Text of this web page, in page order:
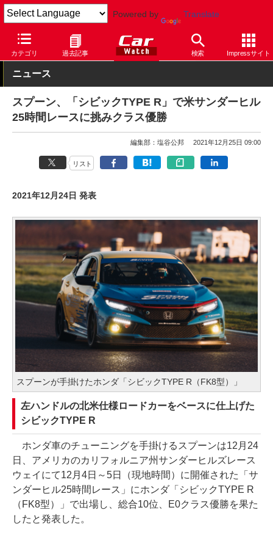
Powered by Translate
カテゴリ 過去記事 検索 Impressサイト
Car Watch 自動車 ホンダ CIVIC TYPE R
ニュース
スプーン、「シビックTYPE R」で米サンダーヒル
25時間レースに挑みクラス優勝
編集部：塩谷公邦 2021年12月25日 09:00
リスト
2021年12月24日 発表
スプーンが手掛けたホンダ「シビックTYPE R（FK8型）」
左ハンドルの北米仕様ロードカーをベースに仕上げた
シビックTYPE R
ホンダ車のチューニングを手掛けるスプーンは12月24
日、アメリカのカリフォルニア州サンダーヒルズレース
ウェイにて12月4日～5日（現地時間）に開催された「サ
ンダーヒル25時間レース」にホンダ「シビックTYPE R
（FK8型）」で出場し、総合10位、E0クラス優勝を果た
したと発表した。